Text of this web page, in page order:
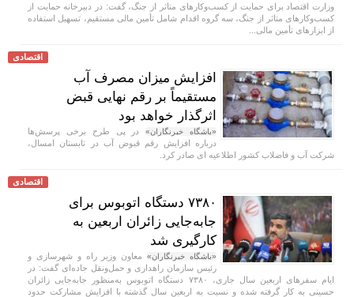
وزارت اقتصاد برای حمایت از کسب‌وکار‌های متاثر از جنگ، گفت: در دبیرخانه حمایت از
کسب‌وکار‌های متاثر از جنگ، سه گروه اقدام شامل تأمین مالی مستقیم، تسهیل استفاده
از ابزار‌های تأمین مالی...
اقتصادی
افزایش میزان مصرف آب
مستقیماً بر رقم نهایی قبض
اثرگذار خواهد بود
«باشگاه خبرنگاران»در پی طرح برخی پرسش‌ها
درباره افزایش رقم قبوض آب در تابستان امسال،
شرکت آب و فاضلاب کشور اطلاعیه ای صادر کرد.
اقتصادی
۷۳۸۰ دستگاه اتوبوس برای
جابه‌جایی زائران اربعین به
کارگیری شد
«باشگاه خبرنگاران»معاون وزیر راه و شهرسازی و
رئیس سازمان راهداری و حمل‌ونقل جاده‌ای گفت: در
ایام سفرهای اربعین سال جاری، ۷۳۸۰ دستگاه اتوبوس به‌منظور جابه‌جایی زائران
حسینی به‌ کار گرفته شده و نسبت به اربعین سال گذشته با افزایش مشارکت حدود